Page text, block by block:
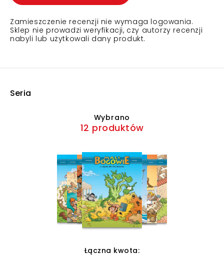
Zamieszczenie recenzji nie wymaga logowania.
Sklep nie prowadzi weryfikacji, czy autorzy recenzji
nabyli lub użytkowali dany produkt.
Seria
Wybrano
12 produktów
Łączna kwota: